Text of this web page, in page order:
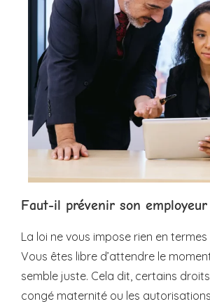
Faut-il prévenir son employeur
La loi ne vous impose rien en
Vous êtes libre d’attendre le
semble juste. Cela dit, certains
congé maternité ou les